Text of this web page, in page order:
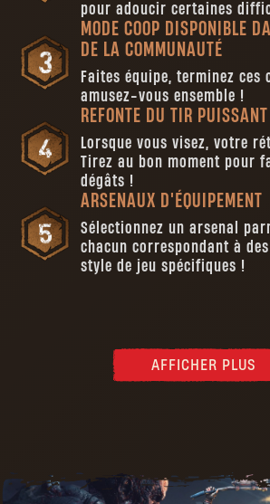
pour adoucir certaines
MODE COOP DISPONIBLE
DE LA COMMUNAUTÉ
Faites équipe, terminez ces
amusez-vous ensemble !
REFONTE DU TIR PUISSANT
Lorsque vous visez, votre
Tirez au bon moment pour
dégâts !
ARSENAUX D'ÉQUIPEMENT
Sélectionnez un arsenal
chacun correspondant à
style de jeu spécifiques !
AFFICHER PLUS